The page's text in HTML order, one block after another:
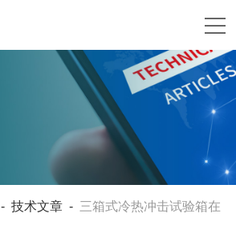
-技术文章 - 三箱式冷热冲击试验箱在